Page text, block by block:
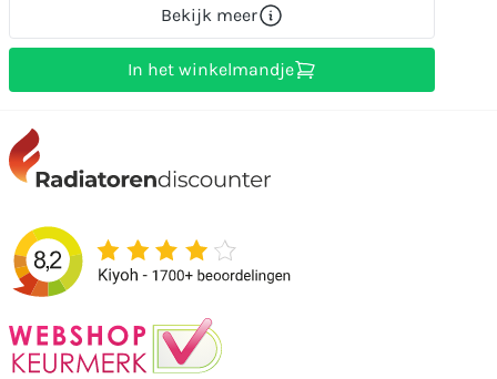
Bekijk meer
In het winkelmandje